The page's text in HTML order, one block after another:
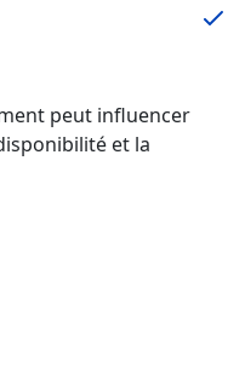
peut influencer
et la